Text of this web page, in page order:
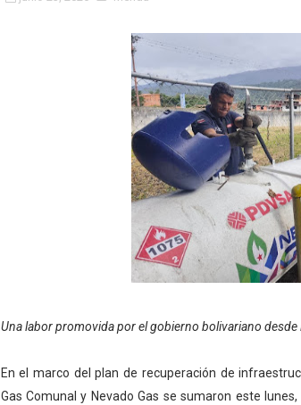
INN-Mérida celebró el Lacto
Impulsan plan estratégico de
Mérida impulsa desarrollo
Fomficc consolida alianzas e
Niños de Estudiantes de
Corposalud y Secretaría Social
Expertos inspeccionan
Una labor promovida por el gobierno bolivariano
En el marco del plan de recuperación de
Gas Comunal y Nevado Gas se sumaron este